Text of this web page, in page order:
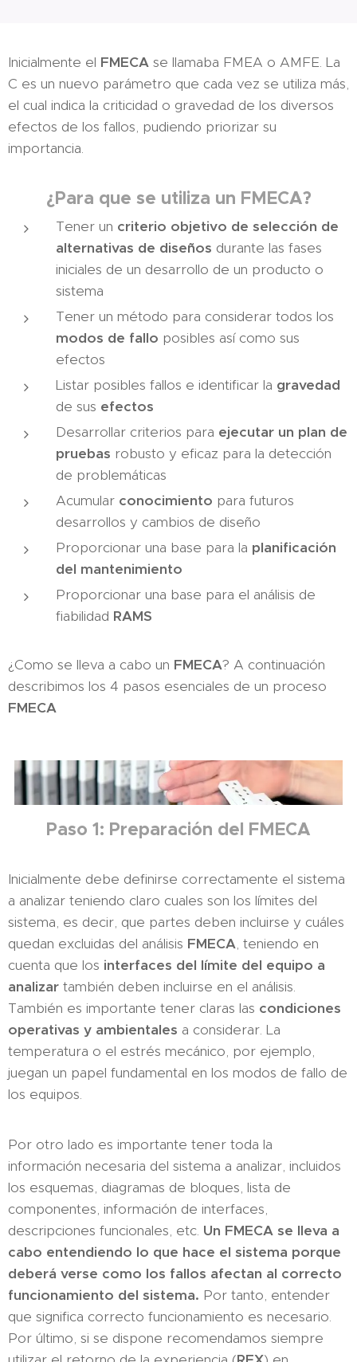
Inicialmente el FMECA se llamaba FMEA o AMFE. La
C es un nuevo parámetro que cada vez se utiliza más,
el cual indica la criticidad o gravedad de los diversos
efectos de los fallos, pudiendo priorizar su
importancia.
¿Para que se utiliza un FMECA?
Tener un criterio objetivo de selección de
alternativas de diseños durante las fases
iniciales de un desarrollo de un producto o
sistema
Tener un método para considerar todos los
modos de fallo posibles así como sus
efectos
Listar posibles fallos e identificar la gravedad
de sus efectos
Desarrollar criterios para ejecutar un plan de
pruebas robusto y eficaz para la detección
de problemáticas
Acumular conocimiento para futuros
desarrollos y cambios de diseño
Proporcionar una base para la planificación
del mantenimiento
Proporcionar una base para el análisis de
fiabilidad RAMS
¿Como se lleva a cabo un FMECA? A continuación
describimos los 4 pasos esenciales de un proceso
FMECA
Paso 1: Preparación del FMECA
Inicialmente debe definirse correctamente el sistema
a analizar teniendo claro cuales son los límites del
sistema, es decir, que partes deben incluirse y cuáles
quedan excluidas del análisis FMECA, teniendo en
cuenta que los interfaces del límite del equipo a
analizar también deben incluirse en el análisis.
También es importante tener claras las condiciones
operativas y ambientales a considerar. La
temperatura o el estrés mecánico, por ejemplo,
juegan un papel fundamental en los modos de fallo de
los equipos.
Por otro lado es importante tener toda la
información necesaria del sistema a analizar, incluidos
los esquemas, diagramas de bloques, lista de
componentes, información de interfaces,
descripciones funcionales, etc. Un FMECA se lleva a
cabo entendiendo lo que hace el sistema porque
deberá verse como los fallos afectan al correcto
funcionamiento del sistema. Por tanto, entender
que significa correcto funcionamiento es necesario.
Por último, si se dispone recomendamos siempre